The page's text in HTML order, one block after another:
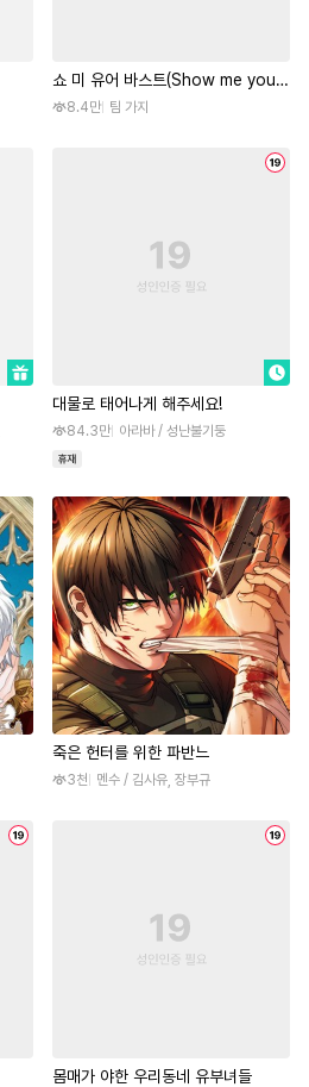
쇼 미 유어 바스트(Show me your
bust)
8.4만 팀 가지
대물로 태어나게 해주세요!
84.3만 아라바 / 성난불기둥
죽은 헌터를 위한 파반느
3천 멘수 / 김사유, 장부규
몸매가 야한 우리동네 유부녀들